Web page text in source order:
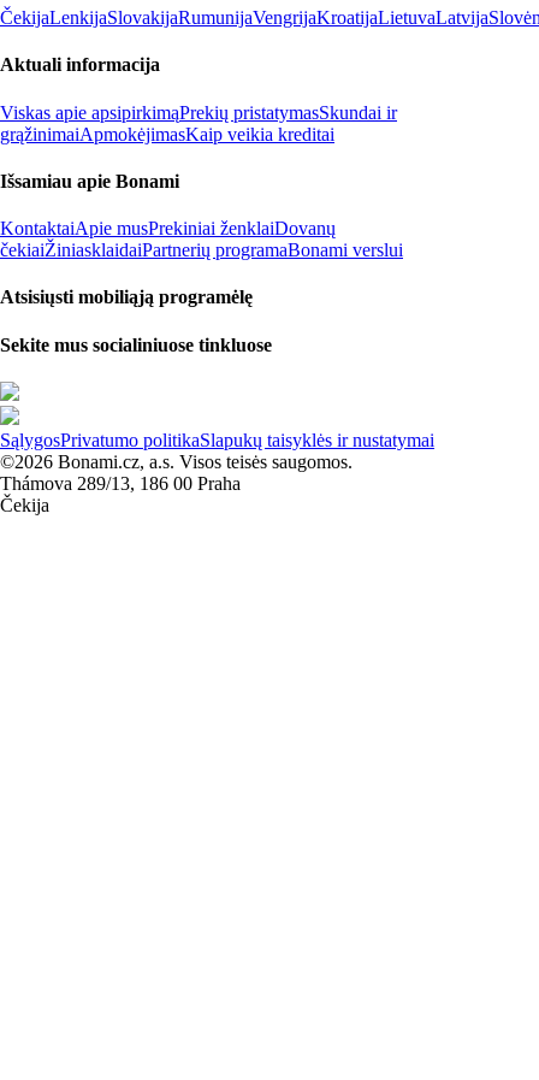
ČekijaLenkijaSlovakijaRumunijaVengrijaKroatijaLietuvaLatvija
Aktuali informacija
Viskas apie apsipirkimąPrekių pristatymasSkundai ir
grąžinimaiApmokėjimasKaip veikia kreditai
Išsamiau apie Bonami
KontaktaiApie musPrekiniai ženklaiDovanų
čekiaiŽiniasklaidaiPartnerių programaBonami verslui
Atsisiųsti mobiliąją programėlę
Sekite mus socialiniuose tinkluose
SąlygosPrivatumo politikaSlapukų taisyklės ir nustatymai
©2026 Bonami.cz, a.s. Visos teisės saugomos.
Thámova 289/13, 186 00 Praha
Čekija